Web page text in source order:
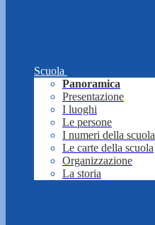
Scuola
Panoramica
Presentazione
I luoghi
Le persone
I numeri della scuola
Le carte della scuola
Organizzazione
La storia